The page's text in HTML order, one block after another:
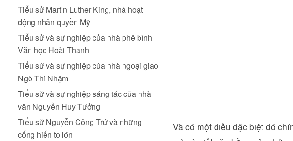
Tiểu sử Martin Luther King, nhà hoạt
động nhân quyền Mỹ
Tiểu sử và sự nghiệp của nhà phê bình
Văn học Hoài Thanh
Tiểu sử và sự nghiệp của nhà ngoại giao
Ngô Thì Nhậm
Tiểu sử và sự nghiệp sáng tác của nhà
văn Nguyễn Huy Tưởng
Tiểu sử Nguyễn Công Trứ và những
cống hiến to lớn
Và có một điều đặc biệt đó